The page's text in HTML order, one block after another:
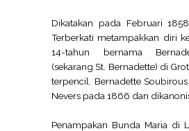
Dikatakan pada Februari
Terberkati metampakkan diri
14-tahun bernama
(sekarang St. Bernadette) di
terpencil. Bernadette
Nevers pada 1866 dan
Penampakan Bunda Maria di